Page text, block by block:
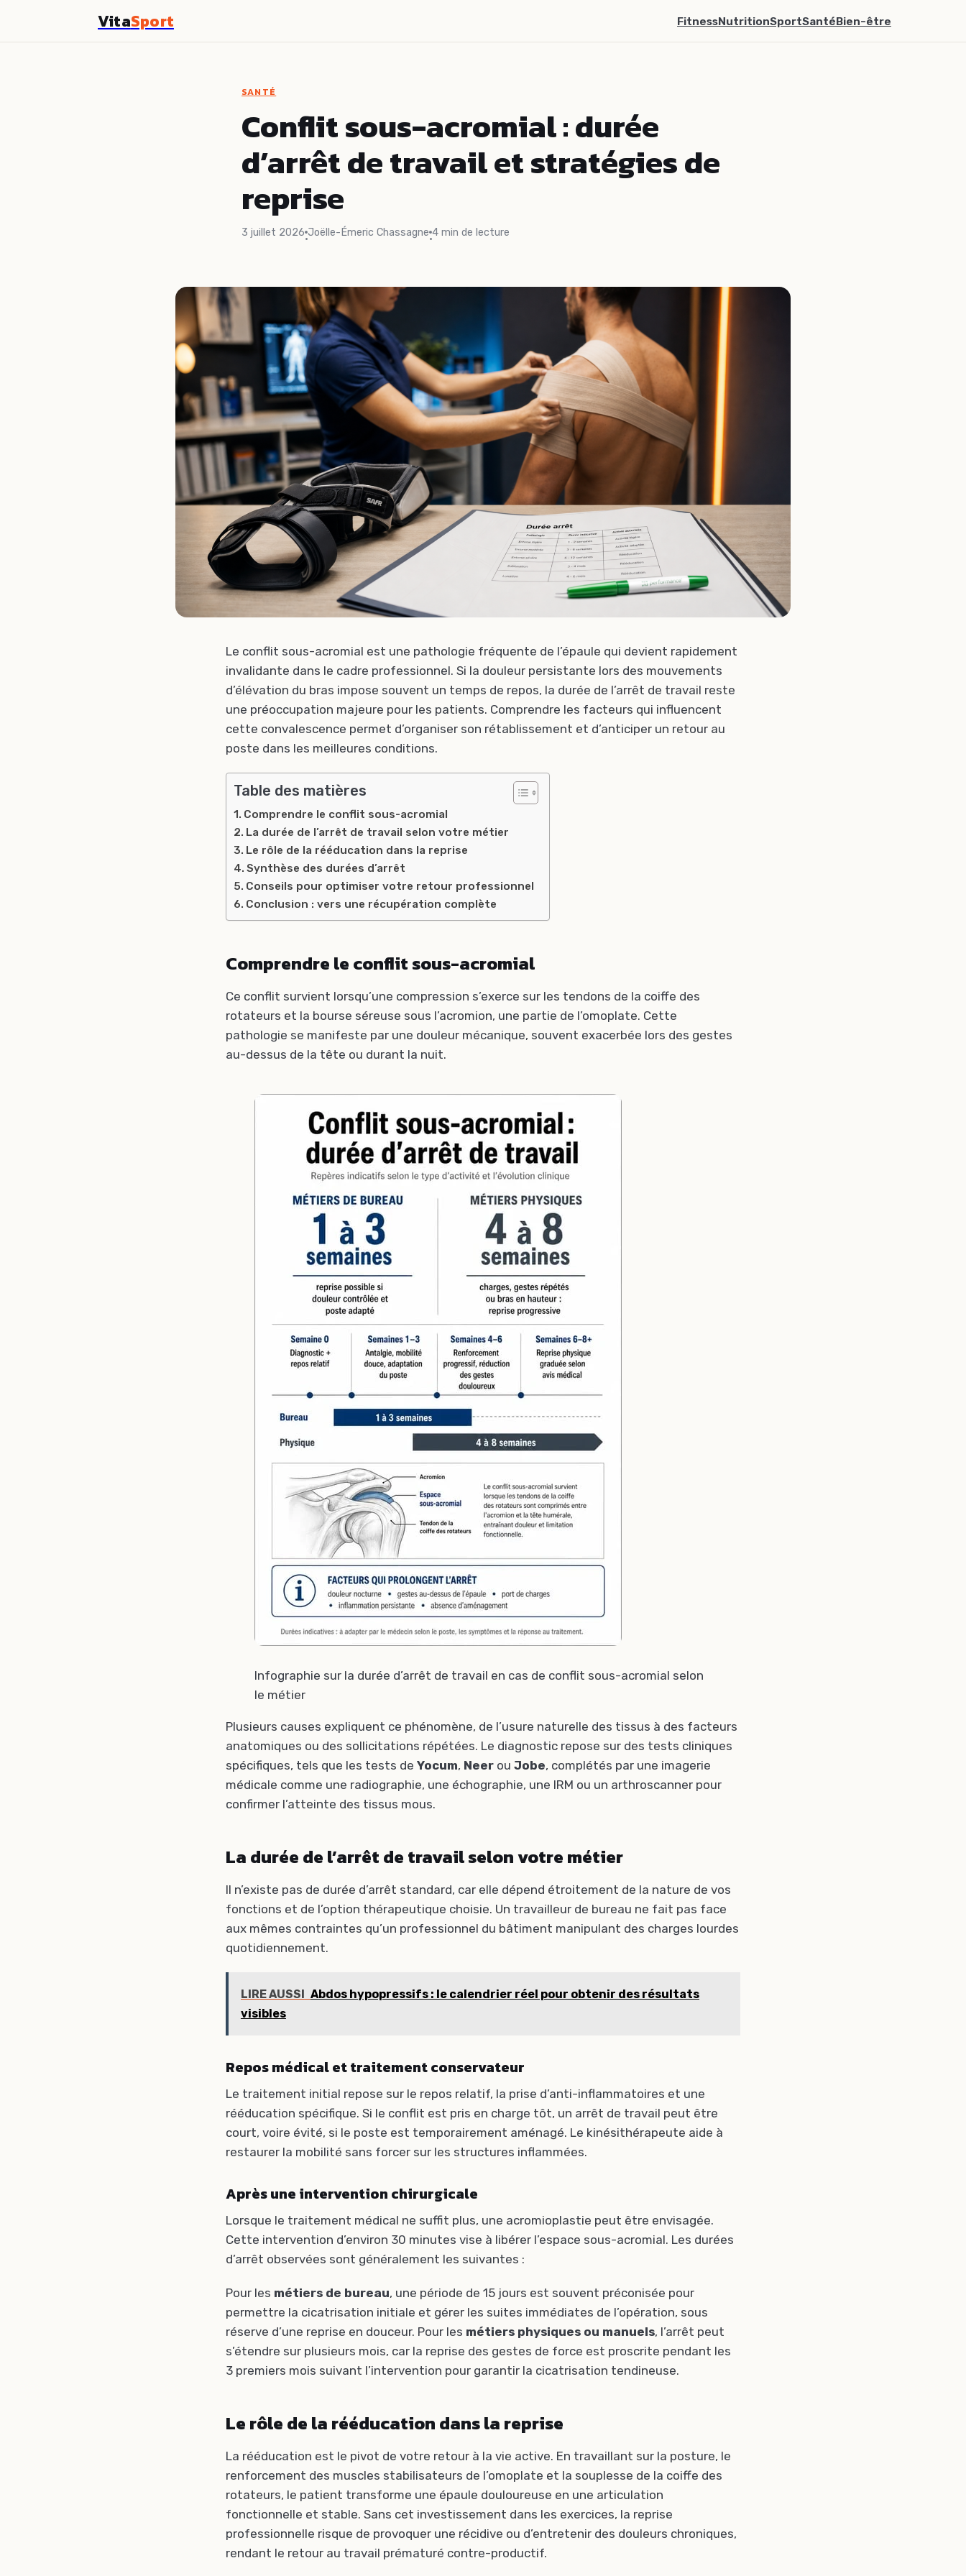
VitaSport FitnessNutritionSportSantéBien-être
SANTÉ
Conflit sous-acromial : durée
d’arrêt de travail et stratégies de
reprise
3 juillet 2026
·
Joëlle-Émeric Chassagne
·
4 min de lecture
Le conflit sous-acromial est une pathologie fréquente de l’épaule qui devient rapidement
invalidante dans le cadre professionnel. Si la douleur persistante lors des mouvements
d’élévation du bras impose souvent un temps de repos, la durée de l’arrêt de travail reste
une préoccupation majeure pour les patients. Comprendre les facteurs qui influencent
cette convalescence permet d’organiser son rétablissement et d’anticiper un retour au
poste dans les meilleures conditions.
Table des matières
Comprendre le conflit sous-acromial
La durée de l’arrêt de travail selon votre métier
Le rôle de la rééducation dans la reprise
Synthèse des durées d’arrêt
Conseils pour optimiser votre retour professionnel
Conclusion : vers une récupération complète
Comprendre le conflit sous-acromial
Ce conflit survient lorsqu’une compression s’exerce sur les tendons de la coiffe des
rotateurs et la bourse séreuse sous l’acromion, une partie de l’omoplate. Cette
pathologie se manifeste par une douleur mécanique, souvent exacerbée lors des gestes
au-dessus de la tête ou durant la nuit.
Infographie sur la durée d’arrêt de travail en cas de conflit sous-acromial selon
le métier
Plusieurs causes expliquent ce phénomène, de l’usure naturelle des tissus à des facteurs
anatomiques ou des sollicitations répétées. Le diagnostic repose sur des tests cliniques
spécifiques, tels que les tests de Yocum, Neer ou Jobe, complétés par une imagerie
médicale comme une radiographie, une échographie, une IRM ou un arthroscanner pour
confirmer l’atteinte des tissus mous.
La durée de l’arrêt de travail selon votre métier
Il n’existe pas de durée d’arrêt standard, car elle dépend étroitement de la nature de vos
fonctions et de l’option thérapeutique choisie. Un travailleur de bureau ne fait pas face
aux mêmes contraintes qu’un professionnel du bâtiment manipulant des charges lourdes
quotidiennement.
LIRE AUSSI
Abdos hypopressifs : le calendrier réel pour obtenir des résultats
visibles
Repos médical et traitement conservateur
Le traitement initial repose sur le repos relatif, la prise d’anti-inflammatoires et une
rééducation spécifique. Si le conflit est pris en charge tôt, un arrêt de travail peut être
court, voire évité, si le poste est temporairement aménagé. Le kinésithérapeute aide à
restaurer la mobilité sans forcer sur les structures inflammées.
Après une intervention chirurgicale
Lorsque le traitement médical ne suffit plus, une acromioplastie peut être envisagée.
Cette intervention d’environ 30 minutes vise à libérer l’espace sous-acromial. Les durées
d’arrêt observées sont généralement les suivantes :
Pour les métiers de bureau, une période de 15 jours est souvent préconisée pour
permettre la cicatrisation initiale et gérer les suites immédiates de l’opération, sous
réserve d’une reprise en douceur. Pour les métiers physiques ou manuels, l’arrêt peut
s’étendre sur plusieurs mois, car la reprise des gestes de force est proscrite pendant les
3 premiers mois suivant l’intervention pour garantir la cicatrisation tendineuse.
Le rôle de la rééducation dans la reprise
La rééducation est le pivot de votre retour à la vie active. En travaillant sur la posture, le
renforcement des muscles stabilisateurs de l’omoplate et la souplesse de la coiffe des
rotateurs, le patient transforme une épaule douloureuse en une articulation
fonctionnelle et stable. Sans cet investissement dans les exercices, la reprise
professionnelle risque de provoquer une récidive ou d’entretenir des douleurs chroniques,
rendant le retour au travail prématuré contre-productif.